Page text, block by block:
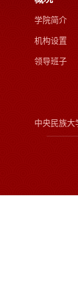
学院简介
机构设置
领导班子
中央民族大